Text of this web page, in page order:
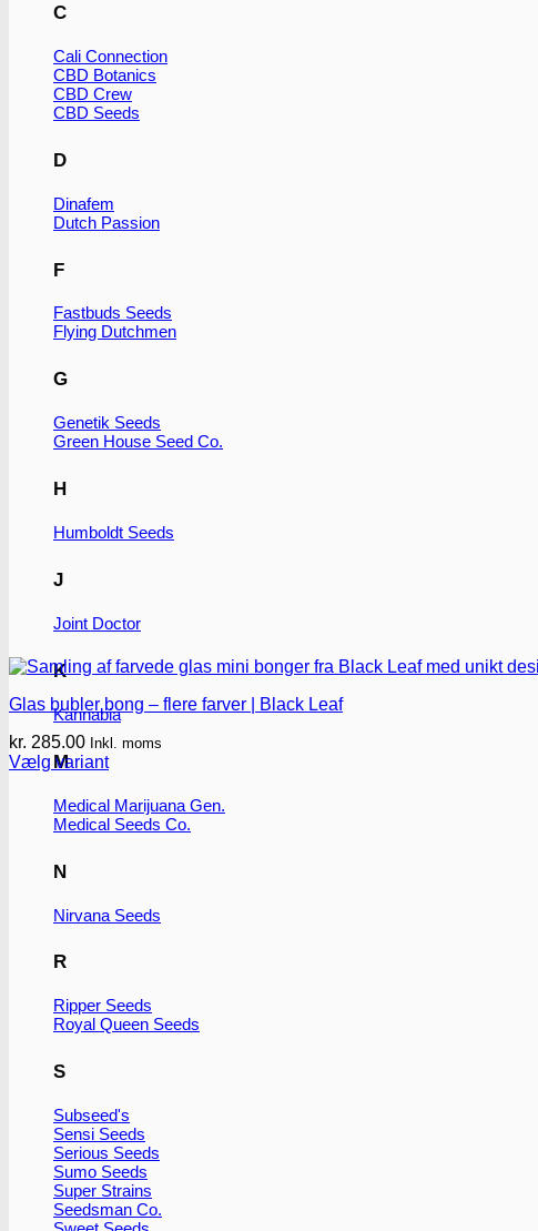
C
Cali Connection
CBD Botanics
CBD Crew
CBD Seeds
D
Dinafem
Dutch Passion
F
Fastbuds Seeds
Flying Dutchmen
G
Genetik Seeds
Green House Seed Co.
H
Humboldt Seeds
J
Joint Doctor
K
Kannabia
M
Medical Marijuana Gen.
Medical Seeds Co.
N
Nirvana Seeds
R
Ripper Seeds
Royal Queen Seeds
S
Subseed's
Sensi Seeds
Serious Seeds
Sumo Seeds
Super Strains
Seedsman Co.
Glas bubler bong – flere farver | Black Leaf
kr. 285.00 Inkl. moms
Vælg variant
varianter.
Mulighederne
vælges
varesiden